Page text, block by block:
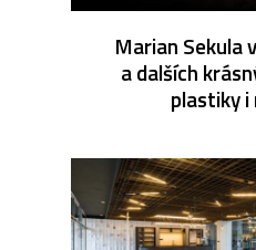
Marian Sekula
a dalších
plastiky